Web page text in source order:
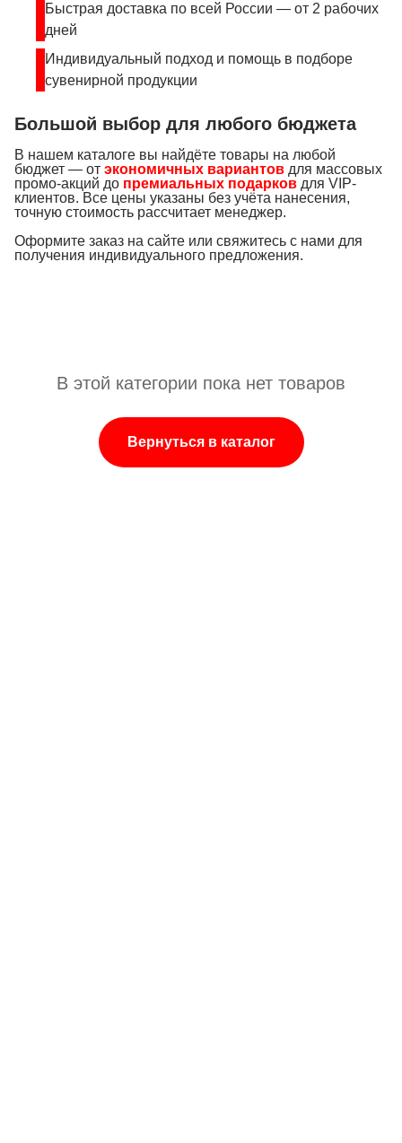
Быстрая доставка по всей России — от 2 рабочих
дней
Индивидуальный подход и помощь в подборе
сувенирной продукции
Большой выбор для любого бюджета
В нашем каталоге вы найдёте товары на любой
бюджет — от экономичных вариантов для массовых
промо-акций до премиальных подарков для VIP-
клиентов. Все цены указаны без учёта нанесения,
точную стоимость рассчитает менеджер.
Оформите заказ на сайте или свяжитесь с нами для
получения индивидуального предложения.
В этой категории пока нет товаров
Вернуться в каталог